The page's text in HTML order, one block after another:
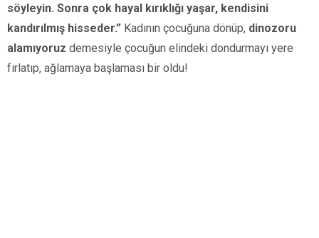
söyleyin. Sonra çok hayal kırıklığı yaşar, kendisini
kandırılmış hisseder.” Kadının çocuğuna dönüp, dinozoru
alamıyoruz demesiyle çocuğun elindeki dondurmayı yere
fırlatıp, ağlamaya başlaması bir oldu!